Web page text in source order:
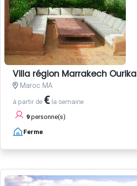
Villa région Marrakech Ourika
Maroc MA
à partir de € la semaine
9 personne(s)
Ferme